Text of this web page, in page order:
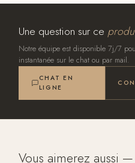
Une question sur ce
Notre équipe est disponible 7j/7
instantanée sur le chat ou par mail.
CHAT EN
LIGNE
Vous aimerez aussi —